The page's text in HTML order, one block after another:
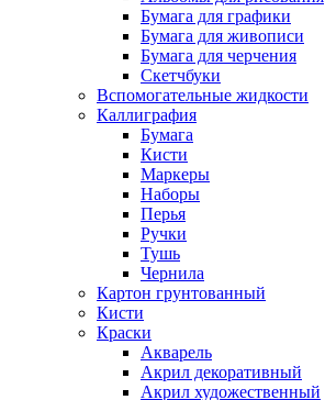
Бумага для графики
Бумага для живописи
Бумага для черчения
Скетчбуки
Вспомогательные жидкости
Каллиграфия
Бумага
Кисти
Маркеры
Наборы
Перья
Ручки
Тушь
Чернила
Картон грунтованный
Кисти
Краски
Акварель
Акрил декоративный
Акрил художественный